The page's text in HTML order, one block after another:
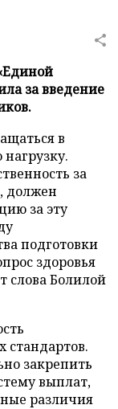
за введение
в
за
должен
за эту
подготовки
здоровья
слова Болилой
закрепить
выплат,
различия